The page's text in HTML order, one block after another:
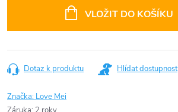
VLOŽIT DO KOŠÍKU
Dotaz k produktu Hlídat dostupnost
Značka: Love Mei